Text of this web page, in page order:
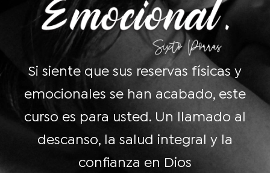
Si siente que sus reservas físicas y
emocionales se han acabado, este
curso es para usted. Un llamado al
descanso, la salud integral y la
confianza en Dios